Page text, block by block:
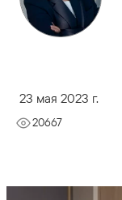
23 мая 2023 г.
20667